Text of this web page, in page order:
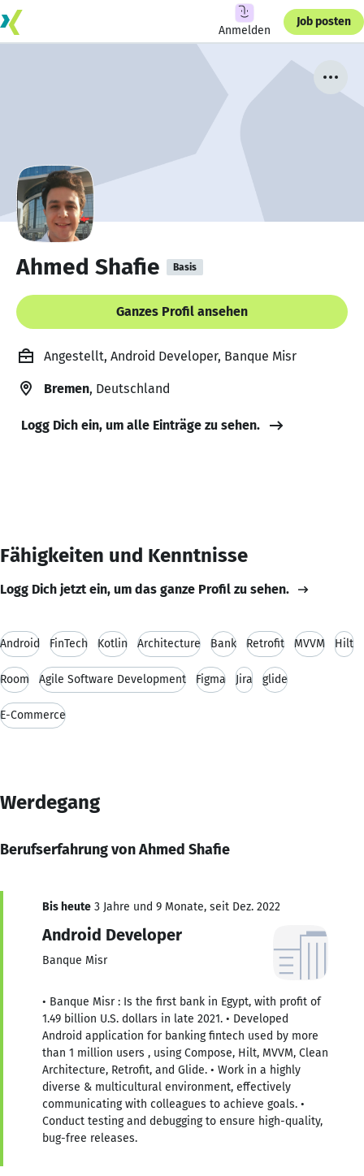
Anmelden
Job posten
Ahmed Shafie Basis
Ganzes Profil ansehen
Angestellt, Android Developer, Banque Misr
Bremen, Deutschland
Logg Dich ein, um alle Einträge zu sehen.
Fähigkeiten und Kenntnisse
Logg Dich jetzt ein, um das ganze Profil zu sehen.
Android FinTech Kotlin Architecture Bank Retrofit MVVM Hilt
Room Agile Software Development Figma Jira glide
E-Commerce
Werdegang
Berufserfahrung von Ahmed Shafie
Bis heute 3 Jahre und 9 Monate, seit Dez. 2022
Android Developer
Banque Misr
• Banque Misr : Is the first bank in Egypt, with profit of
1.49 billion U.S. dollars in late 2021. • Developed
Android application for banking fintech used by more
than 1 million users , using Compose, Hilt, MVVM, Clean
Architecture, Retrofit, and Glide. • Work in a highly
diverse & multicultural environment, effectively
communicating with colleagues to achieve goals. •
Conduct testing and debugging to ensure high-quality,
bug-free releases.